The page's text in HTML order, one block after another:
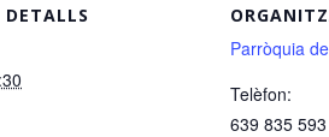
Parròquia
Telèfon:
639 835 593